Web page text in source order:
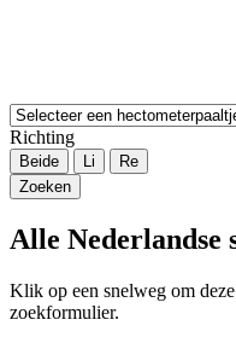
Richting
Beide Li
Re
Zoeken
Alle Nederlandse
Klik op een snelweg om
zoekformulier.